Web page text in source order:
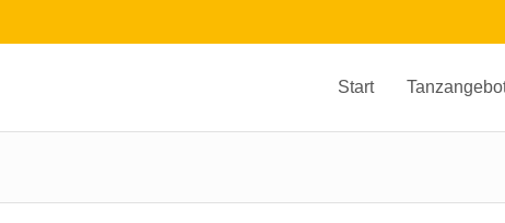
Start